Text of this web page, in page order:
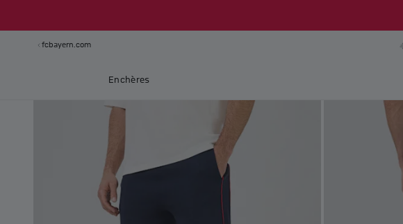
fcbayern.com
Enchères